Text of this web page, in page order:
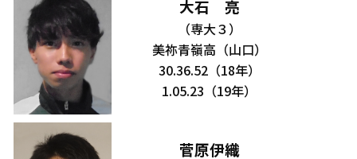
大石 亮
（専大３）
美祢青嶺高（山口）
30.36.52（18年）
1.05.23（19年）
菅原伊織